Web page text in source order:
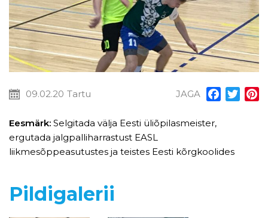
09.02.20 Tartu JAGA Facebook
Eesmärk: Selgitada välja Eesti üliõpilasmeister,
ergutada jalgpalliharrastust EASL
liikmesõppeasutustes ja teistes Eesti kõrgkoolides
Pildigalerii